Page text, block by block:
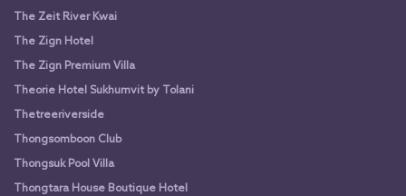
The Zeit River Kwai
The Zign Hotel
The Zign Premium Villa
Theorie Hotel Sukhumvit by Tolani
Thetreeriverside
Thongsomboon Club
Thongsuk Pool Villa
Thongtara House Boutique Hotel